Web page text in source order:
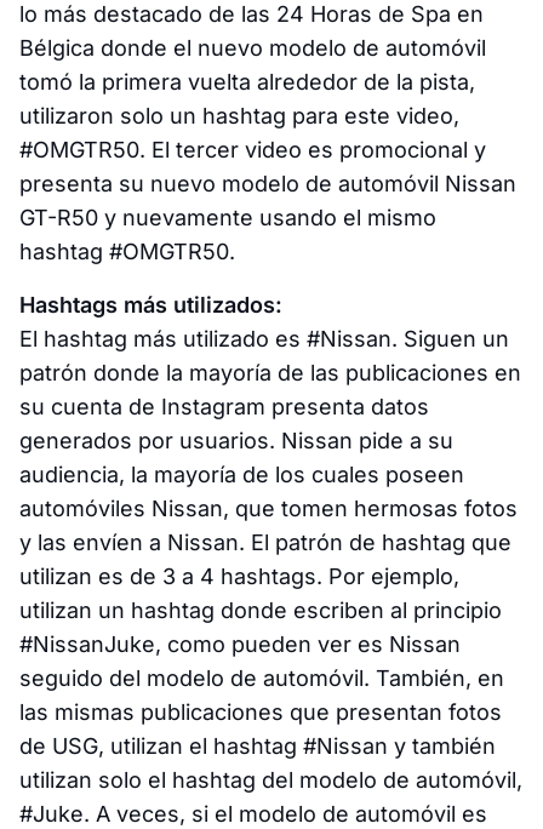
lo más destacado de las 24 Horas de Spa en
Bélgica donde el nuevo modelo de automóvil
tomó la primera vuelta alrededor de la pista,
utilizaron solo un hashtag para este video,
#OMGTR50. El tercer video es promocional y
presenta su nuevo modelo de automóvil Nissan
GT-R50 y nuevamente usando el mismo
hashtag #OMGTR50.
Hashtags más utilizados:
El hashtag más utilizado es #Nissan. Siguen un
patrón donde la mayoría de las publicaciones en
su cuenta de Instagram presenta datos
generados por usuarios. Nissan pide a su
audiencia, la mayoría de los cuales poseen
automóviles Nissan, que tomen hermosas fotos
y las envíen a Nissan. El patrón de hashtag que
utilizan es de 3 a 4 hashtags. Por ejemplo,
utilizan un hashtag donde escriben al principio
#NissanJuke, como pueden ver es Nissan
seguido del modelo de automóvil. También, en
las mismas publicaciones que presentan fotos
de USG, utilizan el hashtag #Nissan y también
utilizan solo el hashtag del modelo de automóvil,
#Juke. A veces, si el modelo de automóvil es